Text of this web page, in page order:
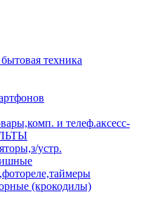
техника
и телеф.аксесс-
устр.
(крокодилы)